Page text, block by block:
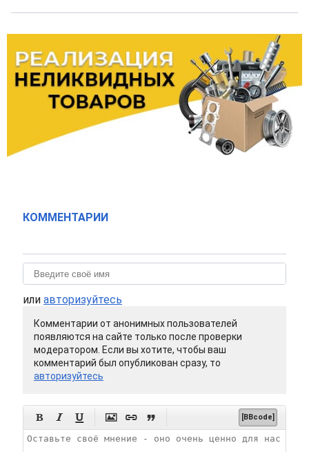
КОММЕНТАРИИ
или авторизуйтесь
Комментарии от анонимных пользователей
появляются на сайте только после проверки
модератором. Если вы хотите, чтобы ваш
комментарий был опубликован сразу, то
авторизуйтесь
      [BBcode]